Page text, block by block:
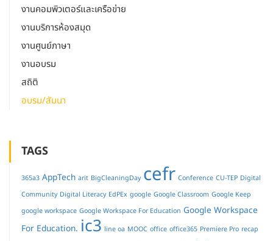
งานคอมพิวเตอร์และเครือข่าย
งานบริการห้องสมุด
งานศูนย์ภาษา
งานอบรม
สถิติ
อบรม/สัมนา
TAGS
365a3 AppTech arit BigCleaningDay cefr Conference CU-TEP Digital
Community Digital Literacy EdPEx google Google Classroom Google Keep
google workspace Google Workspace For Education Google Workspace
For Education. ic3 line oa MOOC office office365 Premiere Pro recap